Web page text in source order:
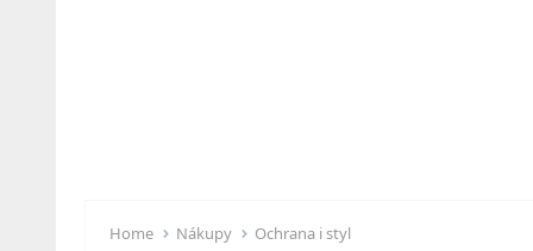
Home Nákupy Ochrana i styl